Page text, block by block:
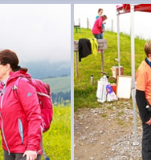
BerGiBike 2016 062